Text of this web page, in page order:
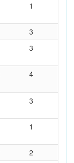
1
3
3
4
3
1
2